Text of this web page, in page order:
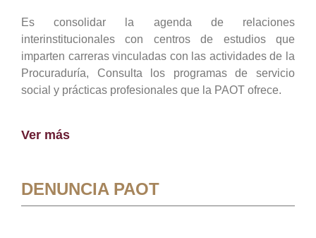
Es consolidar la agenda de relaciones
interinstitucionales con centros de estudios que
imparten carreras vinculadas con las actividades de la
Procuraduría, Consulta los programas de servicio
social y prácticas profesionales que la PAOT ofrece.
Ver más
DENUNCIA PAOT